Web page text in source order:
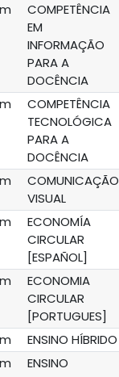
COMPETÊNCIA
EM
INFORMAÇÃO
PARA A
DOCÊNCIA
COMPETÊNCIA
TECNOLÓGICA
PARA A
DOCÊNCIA
COMUNICAÇÃO
VISUAL
ECONOMÍA
CIRCULAR
[ESPAÑOL]
ECONOMIA
CIRCULAR
[PORTUGUES]
ENSINO HÍBRIDO
ENSINO